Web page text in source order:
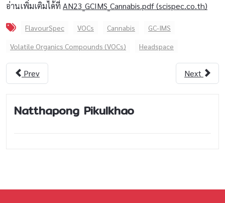
อ่านเพิ่มเติมได้ที่ AN23_GCIMS_Cannabis.pdf (scispec.co.th)
FlavourSpec VOCs Cannabis GC-IMS
Volatile Organics Compounds (VOCs) Headspace
Prev Next
Natthapong Pikulkhao